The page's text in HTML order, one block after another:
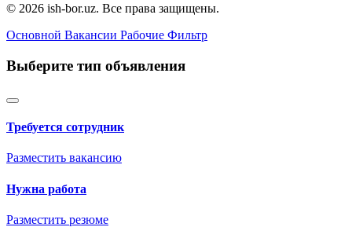
© 2026 ish-bor.uz. Все права защищены.
Основной Вакансии Рабочие Фильтр
Выберите тип объявления
Требуется сотрудник
Разместить вакансию
Нужна работа
Разместить резюме